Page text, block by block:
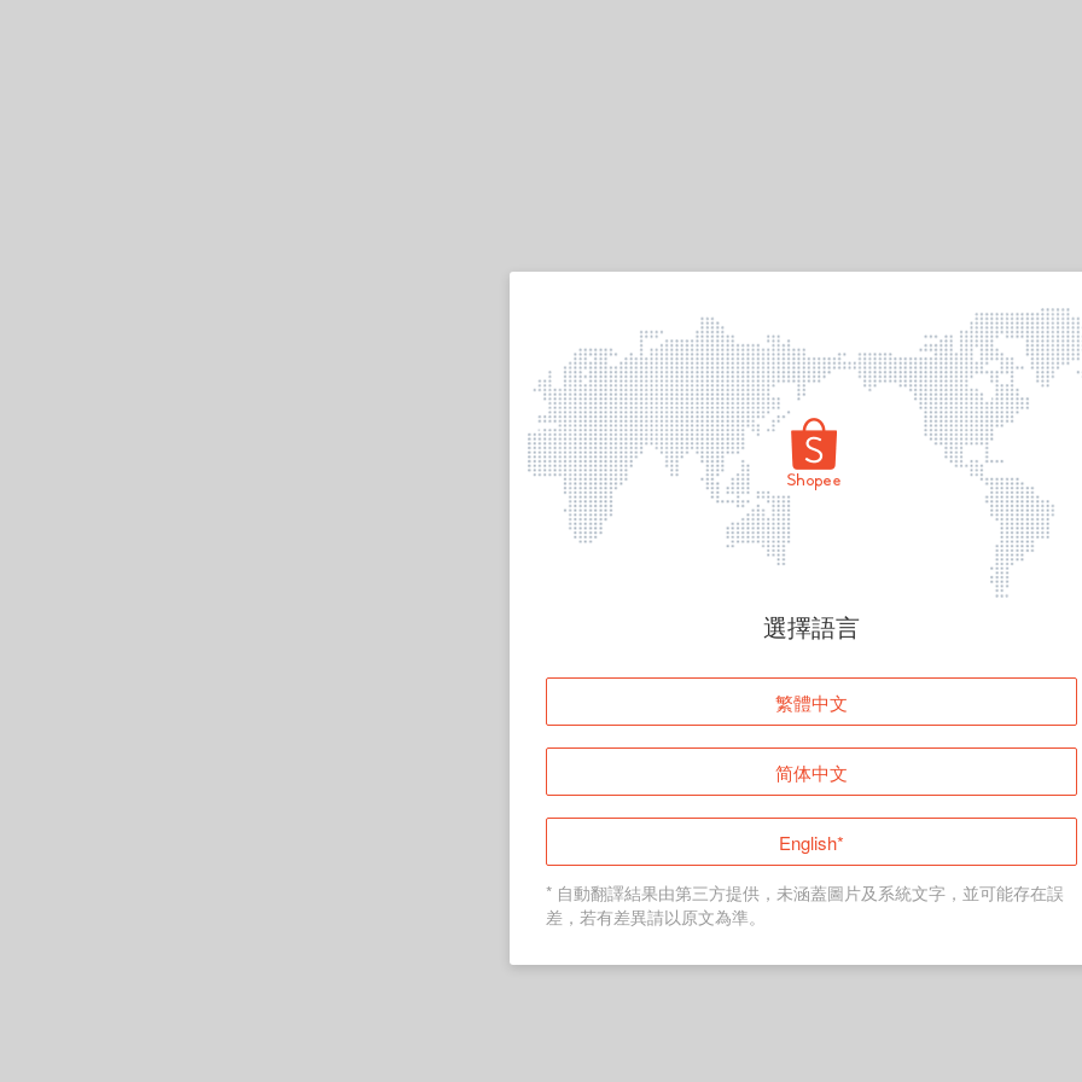
頁面無法顯示
登入
返回首頁
選擇語言
繁體中文
简体中文
English*
* 自動翻譯結果由第三方提供，未涵蓋圖片及系統文字，並可能存在誤
差，若有差異請以原文為準。